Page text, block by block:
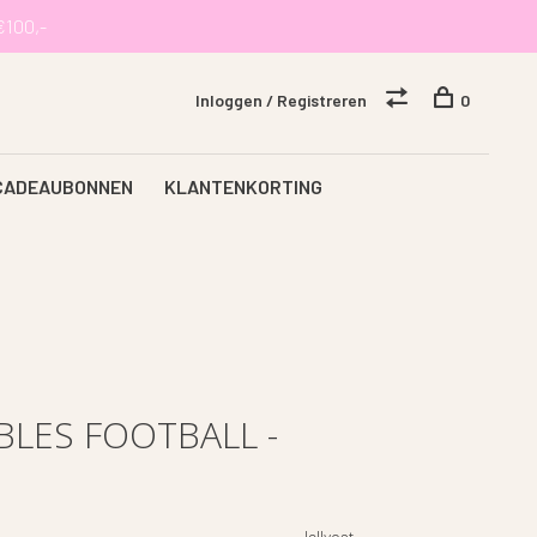
KLANTENKORTING
Inloggen / Registreren 0
FOOTBALL -